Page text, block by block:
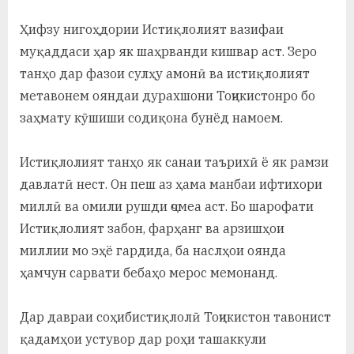
Ҳифзу нигоҳдории Истиқлолият вазифаи
муқаддаси ҳар як шаҳрванди кишвар аст. Зеро
танҳо дар фазои сулҳу амонӣ ва истиқлолият
метавонем ояндаи дурахшони Тоҷикистонро бо
заҳмату кӯшиши содиқона бунёд намоем.
Истиқлолият танҳо як санаи таърихӣ ё як рамзи
давлатӣ нест. Он пеш аз ҳама манбаи ифтихори
миллӣ ва омили рушди ҷомеа аст. Бо шарофати
Истиқлолият забон, фарҳанг ва арзишҳои
миллии мо эҳё гардида, ба наслҳои оянда
ҳамчун сарвати бебаҳо мерос мемонанд.
Дар давраи соҳибистиқлолӣ Тоҷикистон тавонист
қадамҳои устувор дар роҳи ташаккули